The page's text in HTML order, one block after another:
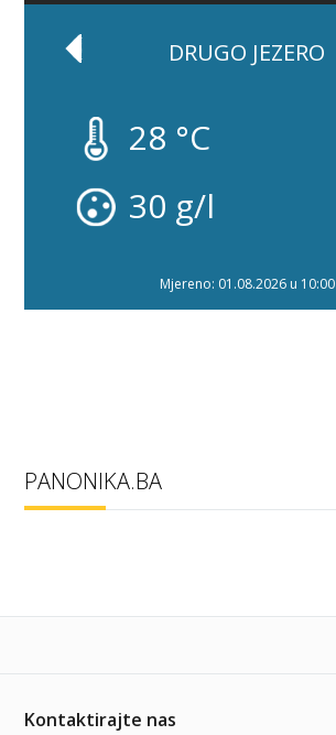
DRUGO JEZERO
28 °C
30 g/l
Mjereno: 01.08.2026 u 10:00
PANONIKA.BA
Kontaktirajte nas